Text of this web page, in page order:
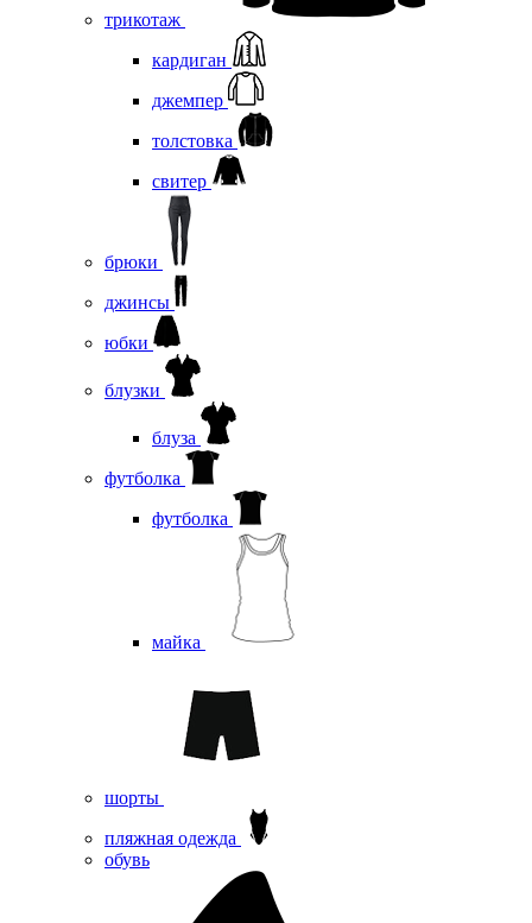
трикотаж
кардиган
джемпер
толстовка
свитер
брюки
джинсы
юбки
блузки
блуза
футболка
футболка
майка
шорты
пляжная одежда
oбувь